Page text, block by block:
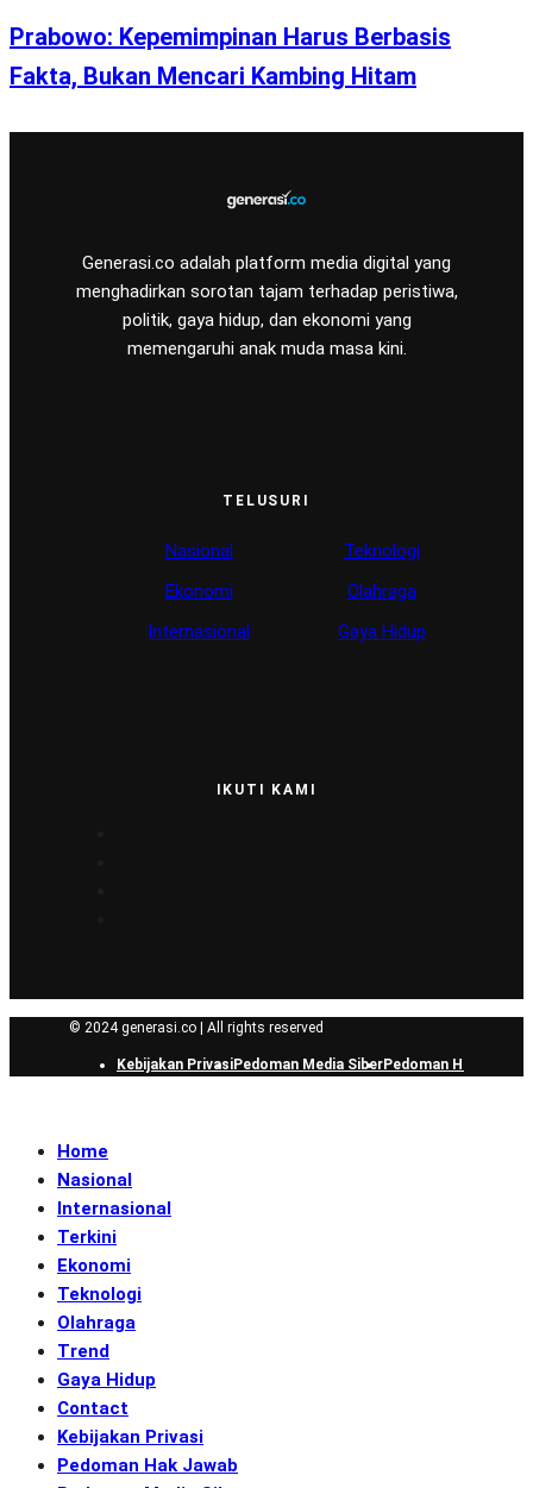
Prabowo: Kepemimpinan Harus Berbasis
Fakta, Bukan Mencari Kambing Hitam
Generasi.co adalah platform media digital yang
menghadirkan sorotan tajam terhadap peristiwa,
politik, gaya hidup, dan ekonomi yang
memengaruhi anak muda masa kini.
TELUSURI
Nasional
Ekonomi
Internasional
Teknologi
Olahraga
Gaya Hidup
IKUTI KAMI
© 2024 generasi.co | All rights reserved
Kebijakan PrivasiPedoman Media SiberPedoman Hak Jawab
Home
Nasional
Internasional
Terkini
Ekonomi
Teknologi
Olahraga
Trend
Gaya Hidup
Contact
Kebijakan Privasi
Pedoman Hak Jawab